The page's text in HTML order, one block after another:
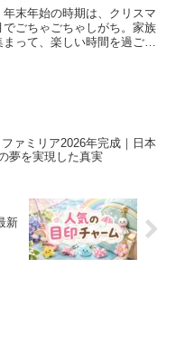
年末年始の時期は、クリスマ
でごちゃごちゃしがち。家族
まって、楽しい時間を過ごす
ァミリア2026年完成｜日本
夢を実現した真実
新